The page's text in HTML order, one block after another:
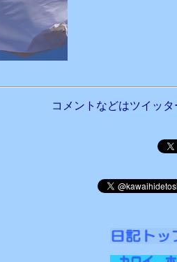
コメントなどはツイッ